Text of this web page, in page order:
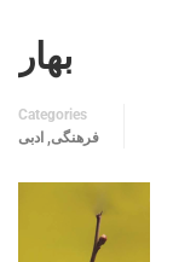
بهار
Categories
فرهنگی, ادبی